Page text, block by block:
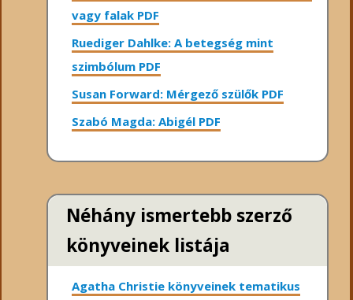
vagy falak PDF
Ruediger Dahlke: A betegség mint
szimbólum PDF
Susan Forward: Mérgező szülők PDF
Szabó Magda: Abigél PDF
Néhány ismertebb szerző
könyveinek listája
Agatha Christie könyveinek tematikus